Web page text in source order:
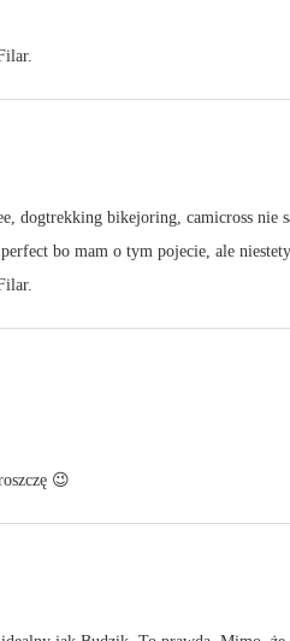
dogtrekking bikejoring, camicross
bo mam o tym pojecie, ale
😉